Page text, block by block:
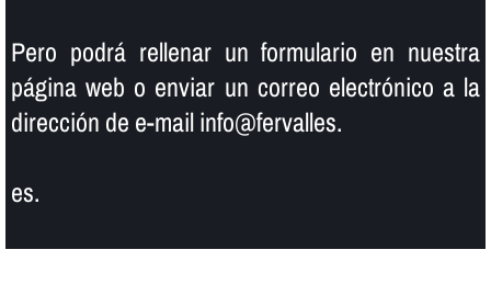
Pero podrá rellenar un formulario en nuestra
página web o enviar un correo electrónico a la
dirección de e-mail info@fervalles.
es.